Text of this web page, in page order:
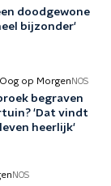
doodgewone
bijzonder'
op Morgen NOS
begraven
'Dat vindt
heerlijk'
NOS